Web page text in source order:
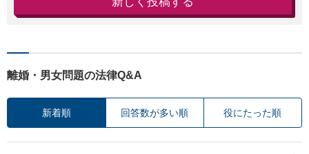
離婚・男女問題の法律Q&A
新着順 回答数が多い順 役にたった順